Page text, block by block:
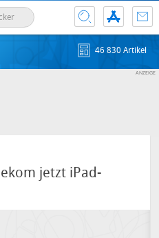
46 830 Artikel
jetzt iPad-